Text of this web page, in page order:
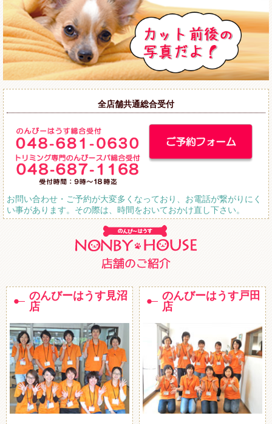
全店舗共通総合受付
お問い合わせ・ご予約が大変多くなっており、お電話が繋がりにく
い事があります。その際は、時間をおいておかけ直し下さい。
のんびーはうす見沼
店
のんびーはうす戸田
店